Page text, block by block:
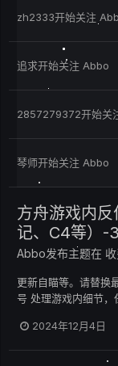
zh2333开始关注
追求开始关注 Abbo
2857279372开始关
琴师开始关注 Abbo
方舟游戏内
记、C4等）-
Abbo发布主题在
更新自瞄等。请替换
号 处理游戏内细节
2024年12月4日